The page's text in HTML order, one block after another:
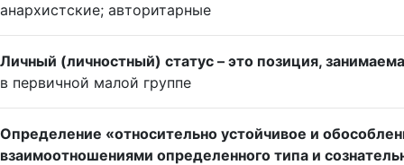
анархистские; авторитарные
Личный (личностный) статус – это позиция,
в первичной малой группе
Определение «относительно устойчивое и
взаимоотношениями определенного типа и